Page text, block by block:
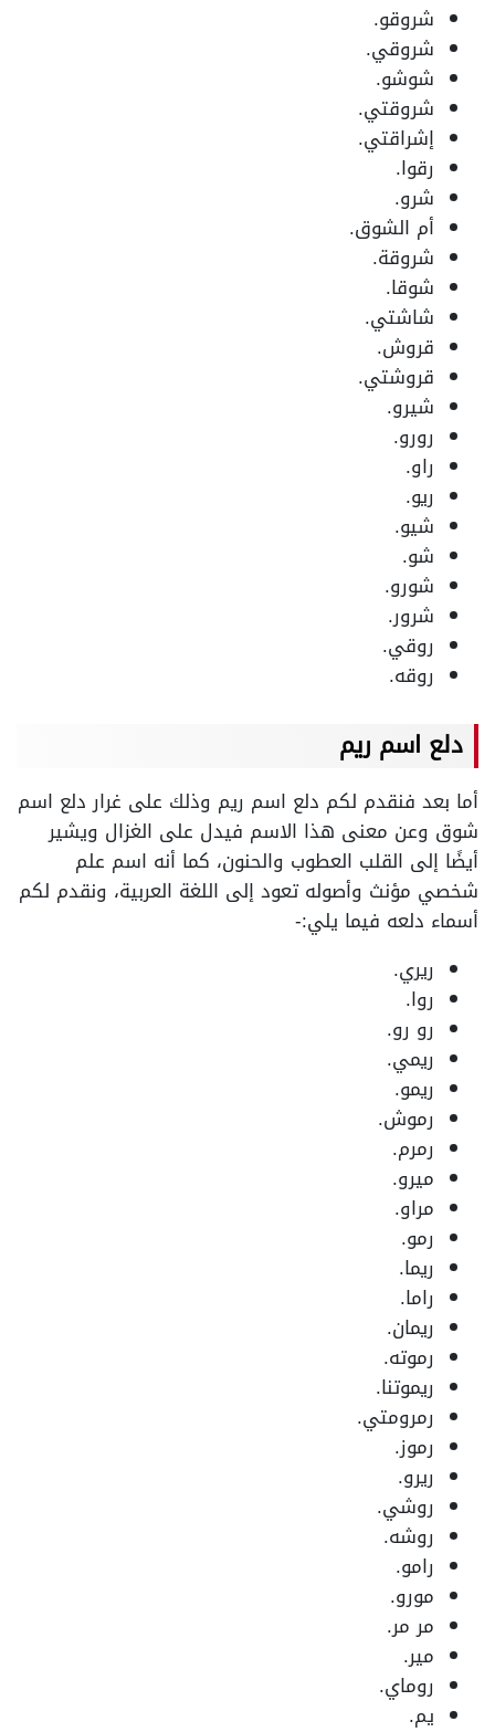
شروقو.
شروقي.
شوشو.
شروقتي.
إشراقتي.
رقوا.
شرو.
أم الشوق.
شروقة.
شوقا.
شاشتي.
قروش.
قروشتي.
شيرو.
رورو.
راو.
ريو.
شيو.
شو.
شورو.
شرور.
روقي.
روقه.
دلع اسم ريم
أما بعد فنقدم لكم دلع اسم ريم وذلك على غرار دلع اسم
شوق وعن معنى هذا الاسم فيدل على الغزال ويشير
أيضًا إلى القلب العطوب والحنون، كما أنه اسم علم
شخصي مؤنث وأصوله تعود إلى اللغة العربية، ونقدم لكم
أسماء دلعه فيما يلي:-
ريري.
روا.
رو رو.
ريمي.
ريمو.
رموش.
رمرم.
ميرو.
مراو.
رمو.
ريما.
راما.
ريمان.
رموته.
ريموتنا.
رمرومتي.
رموز.
ريرو.
روشي.
روشه.
رامو.
مورو.
مر مر.
مير.
روماي.
يم.